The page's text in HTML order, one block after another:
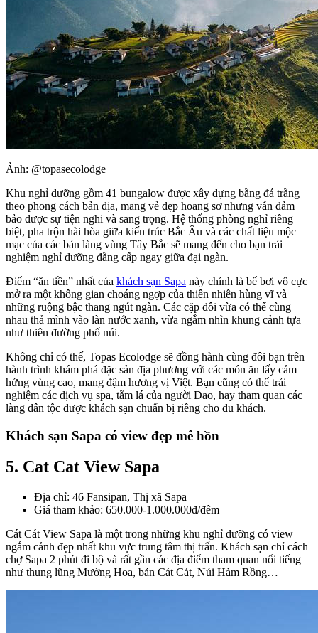
Ảnh: @topasecolodge
Khu nghỉ dưỡng gồm 41 bungalow được xây dựng bằng đá trắng
theo phong cách bản địa, mang vẻ đẹp hoang sơ nhưng vẫn đảm
bảo được sự tiện nghi và sang trọng. Hệ thống phòng nghỉ riêng
biệt, pha trộn hài hòa giữa kiến trúc Bắc Âu và các chất liệu mộc
mạc của các bản làng vùng Tây Bắc sẽ mang đến cho bạn trải
nghiệm nghỉ dưỡng đẳng cấp ngay giữa đại ngàn.
Điểm “ăn tiền” nhất của khách sạn Sapa này chính là bể bơi vô cực
mở ra một không gian choáng ngợp của thiên nhiên hùng vĩ và
những ruộng bậc thang ngút ngàn. Các cặp đôi vừa có thể cùng
nhau thả mình vào làn nước xanh, vừa ngắm nhìn khung cảnh tựa
như thiên đường phố núi.
Không chỉ có thế, Topas Ecolodge sẽ đồng hành cùng đôi bạn trên
hành trình khám phá đặc sản địa phương với các món ăn lấy cảm
hứng vùng cao, mang đậm hương vị Việt. Bạn cũng có thể trải
nghiệm các dịch vụ spa, tắm lá của người Dao, hay tham quan các
làng dân tộc được khách sạn chuẩn bị riêng cho du khách.
Khách sạn Sapa có view đẹp mê hồn
5. Cat Cat View Sapa
Địa chỉ: 46 Fansipan, Thị xã Sapa
Giá tham khảo: 650.000-1.000.000đ/đêm
Cát Cát View Sapa là một trong những khu nghỉ dưỡng có view
ngắm cảnh đẹp nhất khu vực trung tâm thị trấn. Khách sạn chỉ cách
chợ Sapa 2 phút đi bộ và rất gần các địa điểm tham quan nổi tiếng
như thung lũng Mường Hoa, bản Cát Cát, Núi Hàm Rồng…